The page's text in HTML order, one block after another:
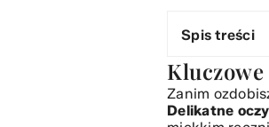
Spis treści
Kluczowe
Faza gojenia:
Codzienna
Zanim
Delikatne